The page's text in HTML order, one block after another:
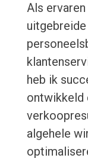
Als
heb ik
ontwikkeld
algehele